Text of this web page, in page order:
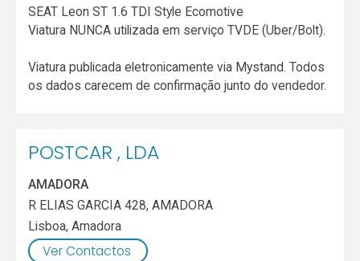
SEAT Leon ST 1.6 TDI Style Ecomotive
Viatura NUNCA utilizada em serviço TVDE (Uber/Bolt).
Viatura publicada eletronicamente via Mystand. Todos
os dados carecem de confirmação junto do vendedor.
POSTCAR , LDA
AMADORA
R ELIAS GARCIA 428, AMADORA
Lisboa,Amadora
Ver Contactos